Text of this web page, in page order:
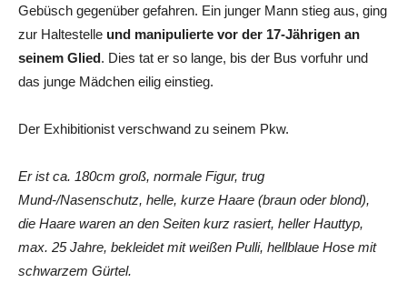
Gebüsch gegenüber gefahren. Ein junger Mann stieg aus, ging
zur Haltestelle und manipulierte vor der 17-Jährigen an
seinem Glied. Dies tat er so lange, bis der Bus vorfuhr und
das junge Mädchen eilig einstieg.
Der Exhibitionist verschwand zu seinem Pkw.
Er ist ca. 180cm groß, normale Figur, trug
Mund-/Nasenschutz, helle, kurze Haare (braun oder blond),
die Haare waren an den Seiten kurz rasiert, heller Hauttyp,
max. 25 Jahre, bekleidet mit weißen Pulli, hellblaue Hose mit
schwarzem Gürtel.